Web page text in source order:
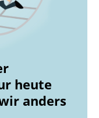
heute
anders